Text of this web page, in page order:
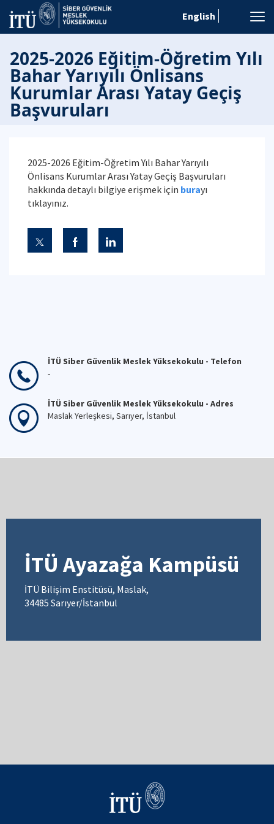
English
2025-2026 Eğitim-Öğretim Yılı
Bahar Yarıyılı Önlisans
Kurumlar Arası Yatay Geçiş
Başvuruları
2025-2026 Eğitim-Öğretim Yılı Bahar Yarıyılı
Önlisans Kurumlar Arası Yatay Geçiş Başvuruları
hakkında detaylı bilgiye erişmek için burayı
tıklayınız.
İTÜ Siber Güvenlik Meslek Yüksekokulu - Telefon
-
İTÜ Siber Güvenlik Meslek Yüksekokulu - Adres
Maslak Yerleşkesi, Sarıyer, İstanbul
İTÜ Ayazağa Kampüsü
İTÜ Bilişim Enstitüsü, Maslak,
34485 Sarıyer/İstanbul